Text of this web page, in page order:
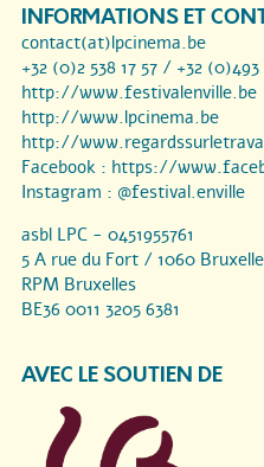
INFORMATIONS ET
contact(at)lpcinema.be
+32 (0)2 538 17 57 / +32
http://www.festivalenville.be
http://www.lpcinema.be
http://
Facebook : https://
Instagram : @festival.enville
asbl LPC - 0451955761
5 A rue du Fort / 1060
RPM Bruxelles
BE36 0011 3205 6381
AVEC LE SOUTIEN DE